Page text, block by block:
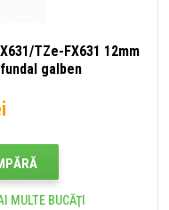
TZe-FX631 12mm
galben
MULTE BUCĂŢI